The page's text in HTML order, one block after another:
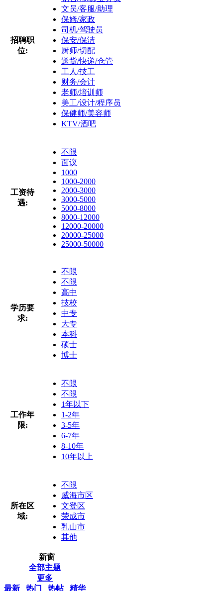
招聘职
位:
文员/客服/助理
保姆/家政
司机/驾驶员
保安/保洁
厨师/切配
送货/快递/仓管
工人/技工
财务/会计
老师/培训师
美工/设计/程序员
保健师/美容师
KTV/酒吧
工资待
遇:
不限
面议
1000
1000-2000
2000-3000
3000-5000
5000-8000
8000-12000
12000-20000
20000-25000
25000-50000
学历要
求:
不限
不限
高中
技校
中专
大专
本科
硕士
博士
工作年
限:
不限
不限
1年以下
1-2年
3-5年
6-7年
8-10年
10年以上
所在区
域:
不限
威海市区
文登区
荣成市
乳山市
其他
新窗
全部主题
更多
最新
热门 热帖 精华